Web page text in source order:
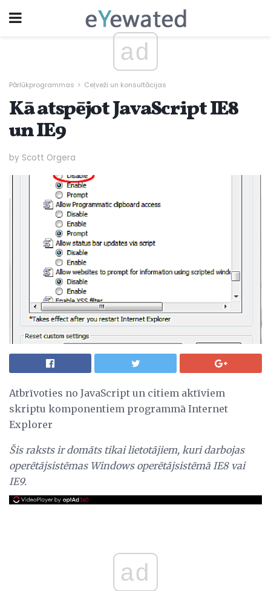
ad
Pārlūkprogrammas Ceļveži un konsultācijas
Kā atspējot JavaScript IE8
un IE9
by Scott Orgera
Atbrīvoties no JavaScript un citiem aktīviem
skriptu komponentiem programmā Internet
Explorer
Šis raksts ir domāts tikai lietotājiem, kuri darbojas
operētājsistēmas Windows operētājsistēmā IE8 vai
IE9.
ad